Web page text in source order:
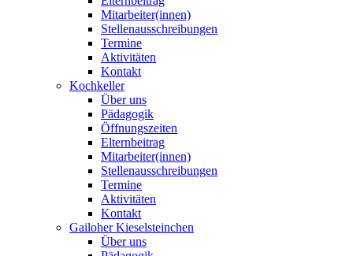
Mitarbeiter(innen)
Stellenausschreibungen
Termine
Aktivitäten
Kontakt
Kochkeller
Über uns
Pädagogik
Öffnungszeiten
Elternbeitrag
Mitarbeiter(innen)
Stellenausschreibungen
Termine
Aktivitäten
Kontakt
Gailoher Kieselsteinchen
Über uns